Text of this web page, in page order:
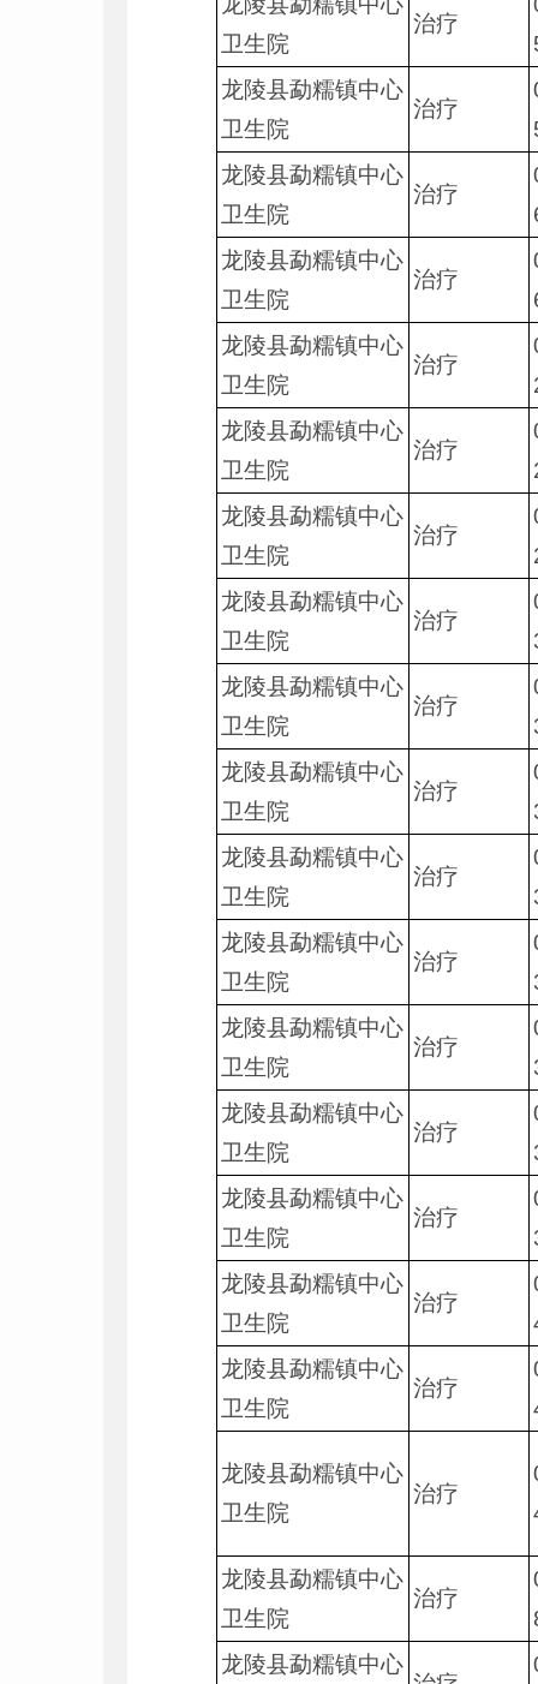
卫生院
治疗
龙陵县勐糯镇中心
卫生院
治疗
龙陵县勐糯镇中心
卫生院
治疗
龙陵县勐糯镇中心
卫生院
治疗
龙陵县勐糯镇中心
卫生院
治疗
龙陵县勐糯镇中心
卫生院
治疗
龙陵县勐糯镇中心
卫生院
治疗
龙陵县勐糯镇中心
卫生院
治疗
龙陵县勐糯镇中心
卫生院
治疗
龙陵县勐糯镇中心
卫生院
治疗
龙陵县勐糯镇中心
卫生院
治疗
龙陵县勐糯镇中心
卫生院
治疗
龙陵县勐糯镇中心
卫生院
治疗
龙陵县勐糯镇中心
卫生院
治疗
龙陵县勐糯镇中心
卫生院
治疗
龙陵县勐糯镇中心
卫生院
治疗
龙陵县勐糯镇中心
卫生院
治疗
龙陵县勐糯镇中心
卫生院
治疗
龙陵县勐糯镇中心
卫生院
治疗
龙陵县勐糯镇中心